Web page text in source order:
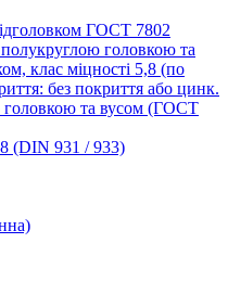
ГОСТ 7802
головкою та вусом (ГОСТ
(DIN 931 / 933)